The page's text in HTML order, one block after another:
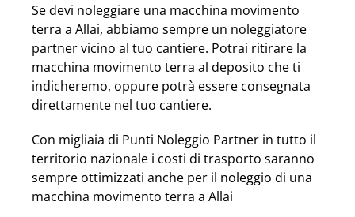
Se devi noleggiare una macchina movimento
terra a Allai, abbiamo sempre un noleggiatore
partner vicino al tuo cantiere. Potrai ritirare la
macchina movimento terra al deposito che ti
indicheremo, oppure potrà essere consegnata
direttamente nel tuo cantiere.
Con migliaia di Punti Noleggio Partner in tutto il
territorio nazionale i costi di trasporto saranno
sempre ottimizzati anche per il noleggio di una
macchina movimento terra a Allai